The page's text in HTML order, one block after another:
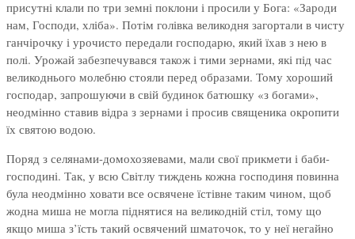
присутні клали по три земні поклони і просили у Бога: «Зароди
нам, Господи, хліба». Потім голівка великодня загортали в чисту
ганчірочку і урочисто передали господарю, який їхав з нею в
полі. Урожай забезпечувався також і тими зернами, які під час
великоднього молебню стояли перед образами. Тому хороший
господар, запрошуючи в свій будинок батюшку «з богами»,
неодмінно ставив відра з зернами і просив священика окропити
їх святою водою.
Поряд з селянами-домохозяевами, мали свої прикмети і баби-
господині. Так, у всю Світлу тиждень кожна господиня повинна
була неодмінно ховати все освячене їстівне таким чином, щоб
жодна миша не могла піднятися на великодній стіл, тому що
якщо миша з’їсть такий освячений шматочок, то у неї негайно